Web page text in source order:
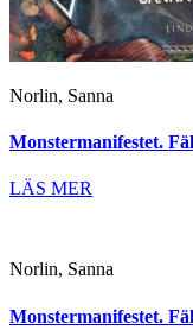
Norlin, Sanna
Monstermanifestet.
LÄS MER
Norlin, Sanna
Monstermanifestet.